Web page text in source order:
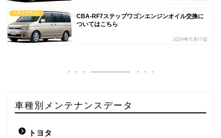
ステップワゴン
CBA-RF7ステップワゴンエンジンオイル交換に
ついてはこちら
2024年11月17日
車種別メンテナンスデータ
トヨタ